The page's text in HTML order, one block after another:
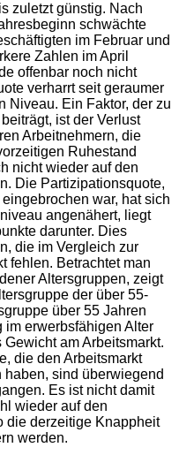
zuletzt günstig. Nach
schwächte
im Februar und
Zahlen im April
offenbar noch nicht
verharrt seit geraumer
Niveau. Ein Faktor, der zu
ist der Verlust
Arbeitnehmern, die
Ruhestand
nicht wieder auf den
Die Partizipationsquote,
war, hat sich
angenähert, liegt
darunter. Dies
die im Vergleich zur
fehlen. Betrachtet man
Altersgruppen, zeigt
der über 55-
über 55 Jahren
im erwerbsfähigen Alter
am Arbeitsmarkt.
die den Arbeitsmarkt
sind überwiegend
Es ist nicht damit
wieder auf den
die derzeitige Knappheit
werden.